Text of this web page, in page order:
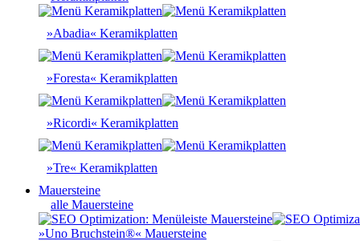
»Abadia« Keramikplatten
»Foresta« Keramikplatten
»Ricordi« Keramikplatten
»Tre« Keramikplatten
Mauersteine
alle Mauersteine
»Uno Bruchstein®« Mauersteine